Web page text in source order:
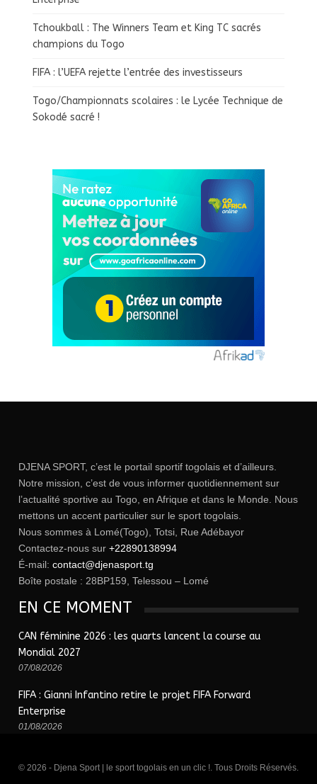
Tchoukball : The Winners Team et King TC sacrés
champions du Togo
FIFA : l’UEFA rejette l’entrée des investisseurs
Togo/Championnats scolaires : le Lycée Technique de
Sokodé sacré !
DJENA SPORT, c’est le portail sportif togolais et d’ailleurs.
Notre mission, c’est de vous informer quotidiennement sur
l’actualité sportive au Togo, en Afrique et dans le Monde. Nous
mettons un accent particulier sur le sport togolais.
Nous sommes à Lomé(Togo), Totsi, Rue Adébayor
Contactez-nous sur +22890138994
É-mail: contact@djenasport.tg
Boîte postale : 28BP159, Telessou – Lomé
EN CE MOMENT
CAN féminine 2026 : les quarts lancent la course au
Mondial 2027
07/08/2026
FIFA : Gianni Infantino retire le projet FIFA Forward
Enterprise
01/08/2026
© 2026 - Djena Sport | le sport togolais en un clic !. Tous Droits Réservés.